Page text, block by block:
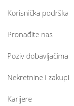
Korisnička podrška
Pronađite nas
Poziv dobavljačima
Nekretnine i zakupi
Karijere